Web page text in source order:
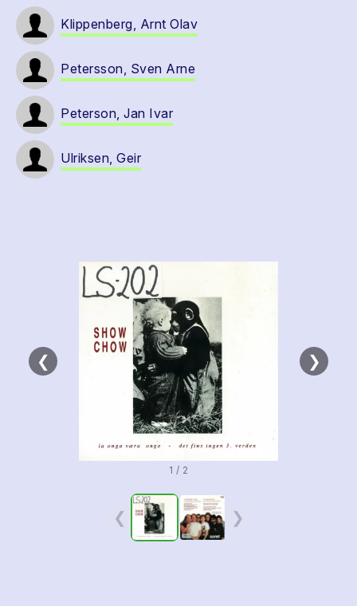
Klippenberg, Arnt Olav
Petersson, Sven Arne
Peterson, Jan Ivar
Ulriksen, Geir
❮ ❯
1 / 2
❮ ❯